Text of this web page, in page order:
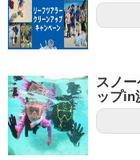
スノ
ップin